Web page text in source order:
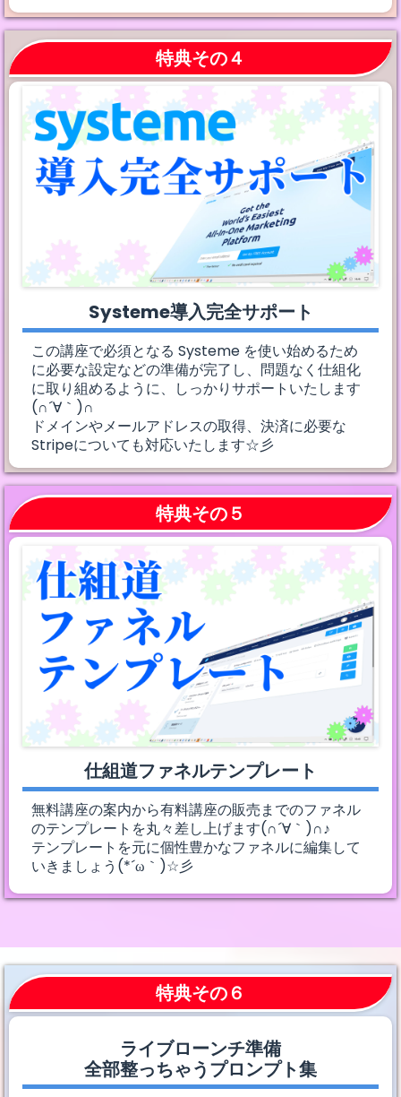
特典その４
Systeme導入完全サポート
この講座で必須となる Systeme を使い始めるため
に必要な設定などの準備が完了し、問題なく仕組化
に取り組めるように、しっかりサポートいたします
(∩´∀｀)∩
ドメインやメールアドレスの取得、決済に必要な
Stripeについても対応いたします☆彡
特典その５
仕組道ファネルテンプレート
無料講座の案内から有料講座の販売までのファネル
のテンプレートを丸々差し上げます(∩´∀｀)∩♪
テンプレートを元に個性豊かなファネルに編集して
いきましょう(*´ω｀)☆彡
特典その６
ライブローンチ準備
全部整っちゃうプロンプト集